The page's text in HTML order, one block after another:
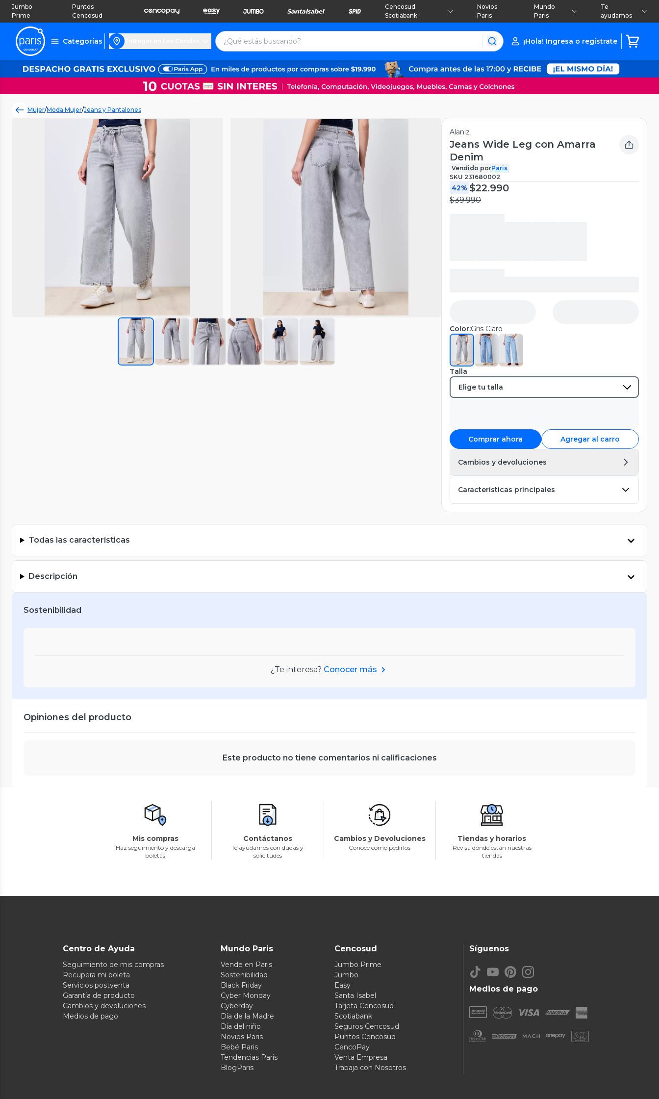
Jumbo
Prime
Puntos
Cencosud
Cencosud
Scotiabank
Novios
Paris
Mundo
Paris
Te
ayudamos
Categorías ¡Hola! Ingresa o regístrate
Mujer/Moda Mujer/Jeans y Pantalones
Alaniz
Jeans Wide Leg con Amarra
Denim
Vendido porParis
SKU 231680002
42% $22.990
$39.990
Color:Gris Claro
Talla
Comprar ahora Agregar al carro
Cambios y devoluciones
Características principales
Todas las características
Descripción
Sostenibilidad
¿Te interesa? Conocer más
Opiniones del producto
Este producto no tiene comentarios ni calificaciones
Mis compras
Haz seguimiento y descarga
boletas
Contáctanos
Te ayudamos con dudas y
solicitudes
Cambios y Devoluciones
Conoce cómo pedirlos
Tiendas y horarios
Revisa dónde están nuestras
tiendas
Centro de Ayuda
Seguimiento de mis compras
Recupera mi boleta
Servicios postventa
Garantía de producto
Cambios y devoluciones
Medios de pago
Mundo Paris
Vende en Paris
Sostenibilidad
Black Friday
Cyber Monday
Cyberday
Día de la Madre
Día del niño
Novios Paris
Bebé Paris
Tendencias Paris
BlogParis
Cencosud
Jumbo Prime
Jumbo
Easy
Santa Isabel
Tarjeta Cencosud
Scotiabank
Seguros Cencosud
Puntos Cencosud
CencoPay
Venta Empresa
Trabaja con Nosotros
Medios de pago
Síguenos